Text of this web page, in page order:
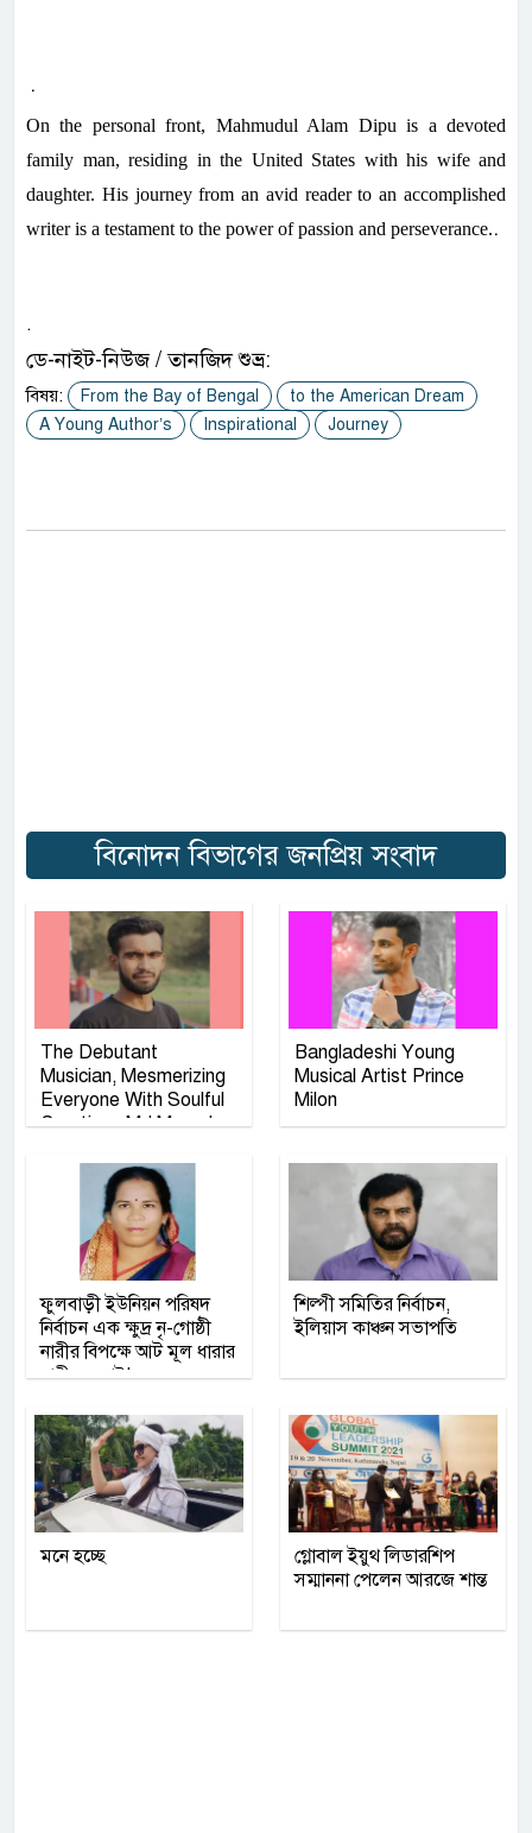
.
On the personal front, Mahmudul Alam Dipu is a devoted
family man, residing in the United States with his wife and
daughter. His journey from an avid reader to an accomplished
writer is a testament to the power of passion and perseverance..
.
ডে-নাইট-নিউজ / তানজিদ শুভ্র:
বিষয়: From the Bay of Bengal
to the American Dream
A Young Author’s
Inspirational Journey
বিনোদন বিভাগের জনপ্রিয় সংবাদ
The Debutant
Musician, Mesmerizing
Everyone With Soulful
Creations:Md Masud
Bangladeshi Young
Musical Artist Prince
Milon
ফুলবাড়ী ইউনিয়ন পরিষদ
নির্বাচন এক ক্ষুদ্র নৃ-গোষ্ঠী
নারীর বিপক্ষে আট মূল ধারার
নারীর লড়াই!
শিল্পী সমিতির নির্বাচন,
ইলিয়াস কাঞ্চন সভাপতি
মনে হচ্ছে
গ্লোবাল ইয়ুথ লিডারশিপ
সম্মাননা পেলেন আরজে শান্ত